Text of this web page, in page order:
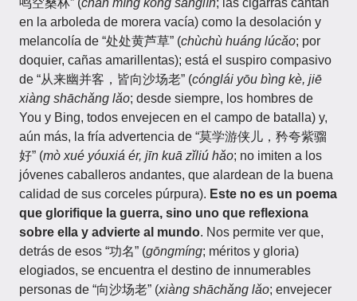
鸣空桑林” (chán míng kōng sānglín; las cigarras cantan
en la arboleda de morera vacía) como la desolación y
melancolía de “处处黄芦草” (chùchù huáng lúcǎo; por
doquier, cañas amarillentas); está el suspiro compasivo
de “从来幽并客，皆向沙场老” (cónglái yōu bìng kè, jiē
xiàng shāchǎng lǎo; desde siempre, los hombres de
You y Bing, todos envejecen en el campo de batalla) y,
aún más, la fría advertencia de “莫学游侠儿，矜夸紫骝
好” (mò xué yóuxiá ér, jīn kuā zǐliú hǎo; no imiten a los
jóvenes caballeros andantes, que alardean de la buena
calidad de sus corceles púrpura). Este no es un poema
que glorifique la guerra, sino uno que reflexiona
sobre ella y advierte al mundo. Nos permite ver que,
detrás de esos “功名” (gōngmíng; méritos y gloria)
elogiados, se encuentra el destino de innumerables
personas de “向沙场老” (xiàng shāchǎng lǎo; envejecer